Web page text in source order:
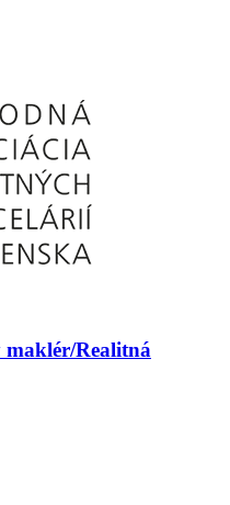
Realitná